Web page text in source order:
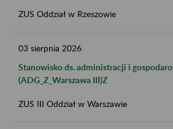
ZUS Oddział w Rzeszowie
03 sierpnia 2026
Stanowisko ds. administracji i
(ADG_Z_Warszawa III)Z
ZUS III Oddział w Warszawie